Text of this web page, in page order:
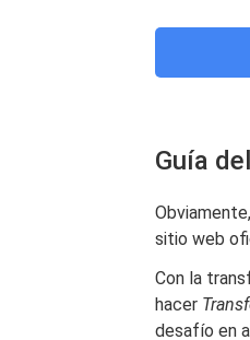
Guía
sitio web
Con la
hacer
desafío en